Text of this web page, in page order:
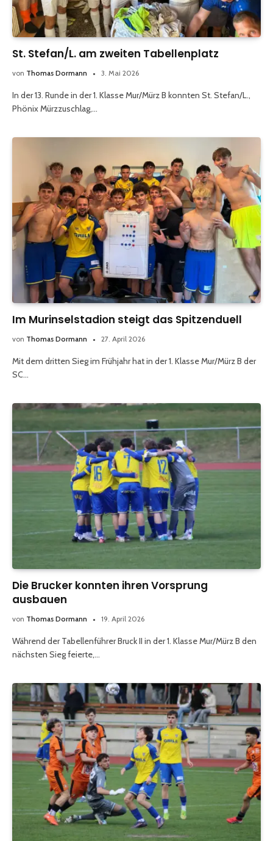
St. Stefan/L. am zweiten Tabellenplatz
von Thomas Dormann 3. Mai 2026
In der 13. Runde in der 1. Klasse Mur/Mürz B konnten St. Stefan/L.,
Phönix Mürzzuschlag,…
Im Murinselstadion steigt das Spitzenduell
von Thomas Dormann 27. April 2026
Mit dem dritten Sieg im Frühjahr hat in der 1. Klasse Mur/Mürz B der
SC…
Die Brucker konnten ihren Vorsprung
ausbauen
von Thomas Dormann 19. April 2026
Während der Tabellenführer Bruck II in der 1. Klasse Mur/Mürz B den
nächsten Sieg feierte,…